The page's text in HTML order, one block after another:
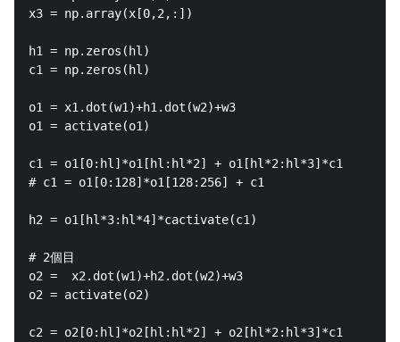
x3 = np.array(x[0,2,:])
h1 = np.zeros(hl)
c1 = np.zeros(hl)
o1 = x1.dot(w1)+h1.dot(w2)+w3
o1 = activate(o1)
c1 = o1[0:hl]*o1[hl:hl*2] + o1[hl*2:hl*3]*c1
# c1 = o1[0:128]*o1[128:256] + c1
h2 = o1[hl*3:hl*4]*cactivate(c1)
# 2個目
o2 =  x2.dot(w1)+h2.dot(w2)+w3
o2 = activate(o2)
c2 = o2[0:hl]*o2[hl:hl*2] + o2[hl*2:hl*3]*c1